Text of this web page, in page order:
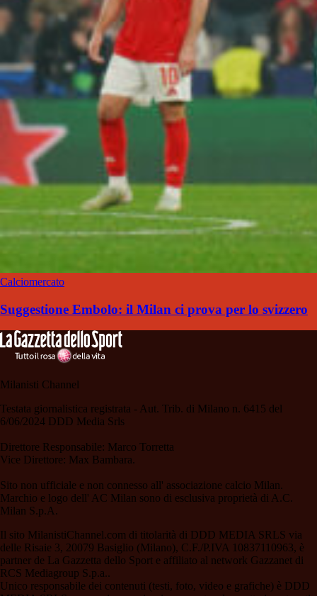
Calciomercato
Suggestione Embolo: il Milan ci prova per lo svizzero
Milanisti Channel
Testata giornalistica registrata - Aut. Trib. di Milano n. 6415 del
6/06/2024 DDD Media Srls
Direttore Responsabile: Marco Torretta
Vice Direttore: Max Bambara.
Sito non ufficiale e non connesso all' associazione calcio Milan.
Marchio e logo dell' AC Milan sono di esclusiva proprietà di A.C.
Milan S.p.A.
Il sito MilanistiChannel.com di titolarità di DDD MEDIA SRLS via
delle Risaie 3, 20079 Basiglio (Milano), C.F./P.IVA 10837110963, è
partner de La Gazzetta dello Sport e affiliato al network Gazzanet di
RCS Mediagroup S.p.a..
Unico responsabile dei contenuti (testi, foto, video e grafiche) è DDD